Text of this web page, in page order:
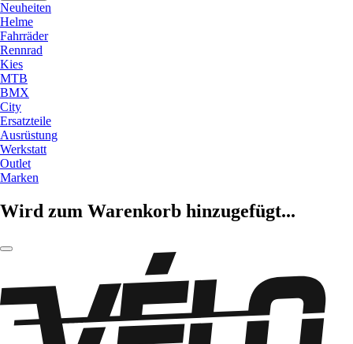
Neuheiten
Helme
Fahrräder
Rennrad
Kies
MTB
BMX
City
Ersatzteile
Ausrüstung
Werkstatt
Outlet
Marken
Wird zum Warenkorb hinzugefügt...